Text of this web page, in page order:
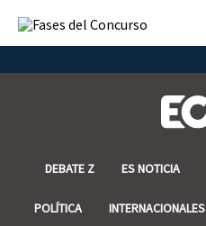
DEBATE Z ES NOTICIA
POLÍTICA INTERNACIONALES